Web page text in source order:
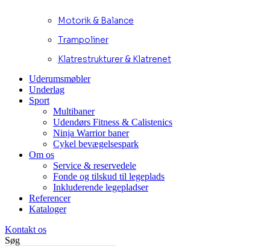
Motorik & Balance
Trampoliner
Klatrestrukturer & Klatrenet
Uderumsmøbler
Underlag
Sport
Multibaner
Udendørs Fitness & Calistenics
Ninja Warrior baner
Cykel bevægelsespark
Om os
Service & reservedele
Fonde og tilskud til legeplads
Inkluderende legepladser
Referencer
Kataloger
Kontakt os
Søg